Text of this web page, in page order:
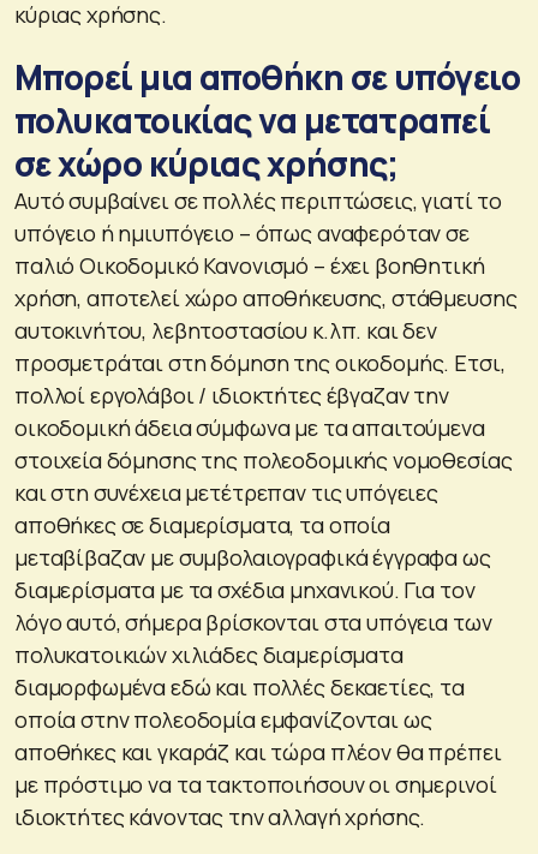
κύριας χρήσης.
Μπορεί μια αποθήκη σε υπόγειο
πολυκατοικίας να μετατραπεί
σε χώρο κύριας χρήσης;
Αυτό συμβαίνει σε πολλές περιπτώσεις, γιατί το
υπόγειο ή ημιυπόγειο – όπως αναφερόταν σε
παλιό Οικοδομικό Κανονισμό – έχει βοηθητική
χρήση, αποτελεί χώρο αποθήκευσης, στάθμευσης
αυτοκινήτου, λεβητοστασίου κ.λπ. και δεν
προσμετράται στη δόμηση της οικοδομής. Ετσι,
πολλοί εργολάβοι / ιδιοκτήτες έβγαζαν την
οικοδομική άδεια σύμφωνα με τα απαιτούμενα
στοιχεία δόμησης της πολεοδομικής νομοθεσίας
και στη συνέχεια μετέτρεπαν τις υπόγειες
αποθήκες σε διαμερίσματα, τα οποία
μεταβίβαζαν με συμβολαιογραφικά έγγραφα ως
διαμερίσματα με τα σχέδια μηχανικού. Για τον
λόγο αυτό, σήμερα βρίσκονται στα υπόγεια των
πολυκατοικιών χιλιάδες διαμερίσματα
διαμορφωμένα εδώ και πολλές δεκαετίες, τα
οποία στην πολεοδομία εμφανίζονται ως
αποθήκες και γκαράζ και τώρα πλέον θα πρέπει
με πρόστιμο να τα τακτοποιήσουν οι σημερινοί
ιδιοκτήτες κάνοντας την αλλαγή χρήσης.